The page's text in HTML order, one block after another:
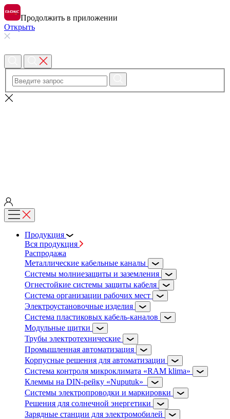
Продолжить в приложении
Открыть
Продукция
Вся продукция
Распродажа
Металлические кабельные каналы
Системы молниезащиты и заземления
Огнестойкие системы защиты кабеля
Система организации рабочих мест
Электроустановочные изделия
Система пластиковых кабель-каналов
Модульные щитки
Трубы электротехнические
Промышленная автоматизация
Корпусные решения для автоматизации
Система контроля микроклимата «RAM klima»
Клеммы на DIN-рейку «Nuputuk»
Системы электропроводки и маркировки
Решения для солнечной энергетики
Зарядные станции для электромобилей